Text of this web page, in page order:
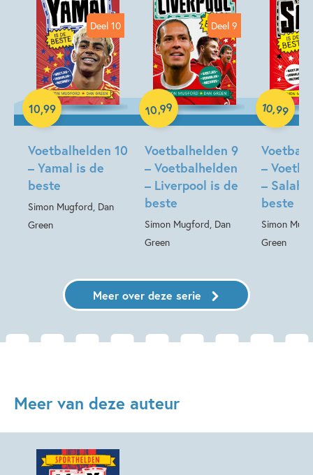
Deel 10
Voetbalhelden 10
– Yamal is de
beste
Simon Mugford, Dan
Green
10,99
Hardcover
Deel 9
Voetbalhelden 9
– Voetbalhelden
– Liverpool is de
beste
Simon Mugford, Dan
Green
10,99
Hardcover
–
– Salah
beste
Simon
Green
10,99
Hardcover
Meer over deze serie
Meer van deze auteur